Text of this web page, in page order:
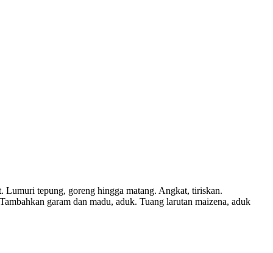
Lumuri tepung, goreng hingga matang. Angkat, tiriskan.
garam dan madu, aduk. Tuang larutan maizena, aduk